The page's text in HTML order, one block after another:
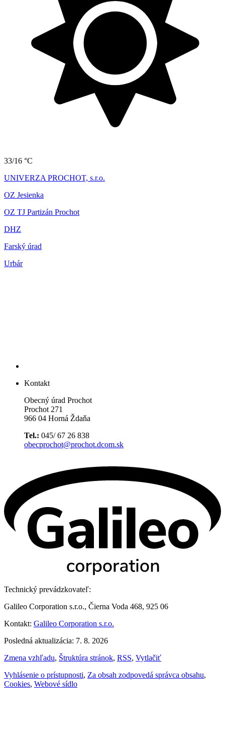
33/16 °C
UNIVERZA PROCHOT, s.r.o.
OZ Jesienka
OZ TJ Partizán Prochot
DHZ
Farský úrad
Urbár
Kontakt
Obecný úrad Prochot
Prochot 271
966 04 Horná Ždaňa
Tel.: 045/ 67 26 838
obecprochot@prochot.dcom.sk
Technický prevádzkovateľ:
Galileo Corporation s.r.o., Čierna Voda 468, 925 06
Kontakt: Galileo Corporation s.r.o.
Posledná aktualizácia: 7. 8. 2026
Zmena vzhľadu, Štruktúra stránok, RSS, Vytlačiť
Vyhlásenie o prístupnosti, Za obsah zodpovedá správca obsahu,
Cookies, Webové sídlo